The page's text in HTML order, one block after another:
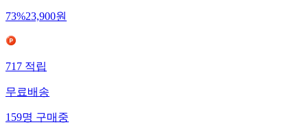
73%23,900원
717적립
무료배송
159명구매중